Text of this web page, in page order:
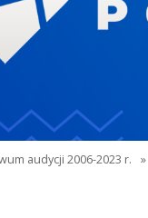
audycji 2006-2023 r. »